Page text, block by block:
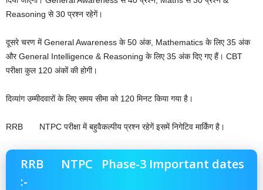
Reasoning से 30 प्रश्न रहेगें।
दूसरे चरण में General Awareness के 50 अंक, Mathematics के लिए 35 अंक
और General Intelligence & Reasoning के लिए 35 अंक दिए गए हैं। CBT
परीक्षा कुल 120 अंकों की होगी।
दिव्यांग उम्मीदवारों के लिए समय सीमा को 120 मिनट किया गया है।
RRB NTPC परीक्षा में बहुवैकल्पीय प्रश्न रहेगें इसमें निगेटिव मार्किंग है।
RRB NTPC Phase-3 Important dates
:-